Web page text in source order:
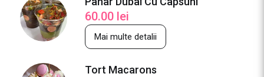
60.00 lei
Mai multe detalii
Tort Macarons